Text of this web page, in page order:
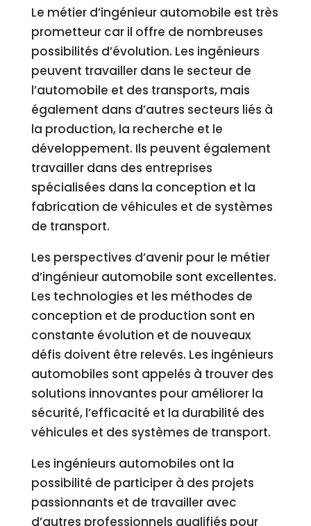
Le métier d’ingénieur automobile est très
prometteur car il offre de nombreuses
possibilités d’évolution. Les ingénieurs
peuvent travailler dans le secteur de
l’automobile et des transports, mais
également dans d’autres secteurs liés à
la production, la recherche et le
développement. Ils peuvent également
travailler dans des entreprises
spécialisées dans la conception et la
fabrication de véhicules et de systèmes
de transport.
Les perspectives d’avenir pour le métier
d’ingénieur automobile sont excellentes.
Les technologies et les méthodes de
conception et de production sont en
constante évolution et de nouveaux
défis doivent être relevés. Les ingénieurs
automobiles sont appelés à trouver des
solutions innovantes pour améliorer la
sécurité, l’efficacité et la durabilité des
véhicules et des systèmes de transport.
Les ingénieurs automobiles ont la
possibilité de participer à des projets
passionnants et de travailler avec
d’autres professionnels qualifiés pour